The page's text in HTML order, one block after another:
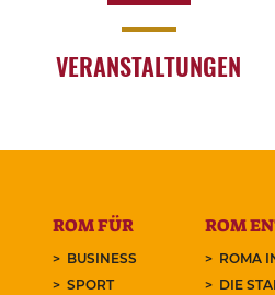
VERANSTALTUNGEN
ROM FÜR
BUSINESS
SPORT
ROM
ROMA
DIE